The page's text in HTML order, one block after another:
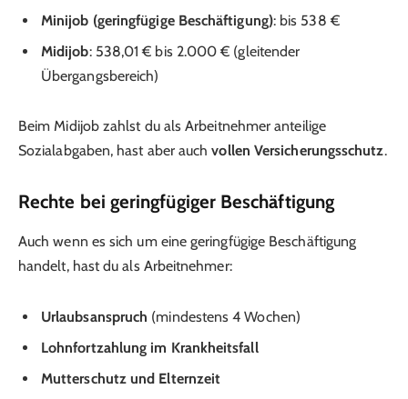
Minijob (geringfügige Beschäftigung): bis 538 €
Midijob: 538,01 € bis 2.000 € (gleitender
Übergangsbereich)
Beim Midijob zahlst du als Arbeitnehmer anteilige
Sozialabgaben, hast aber auchvollen Versicherungsschutz.
Rechte bei geringfügiger Beschäftigung
Auch wenn es sich um eine geringfügige Beschäftigung
handelt, hast du als Arbeitnehmer:
Urlaubsanspruch (mindestens 4 Wochen)
Lohnfortzahlung im Krankheitsfall
Mutterschutz und Elternzeit